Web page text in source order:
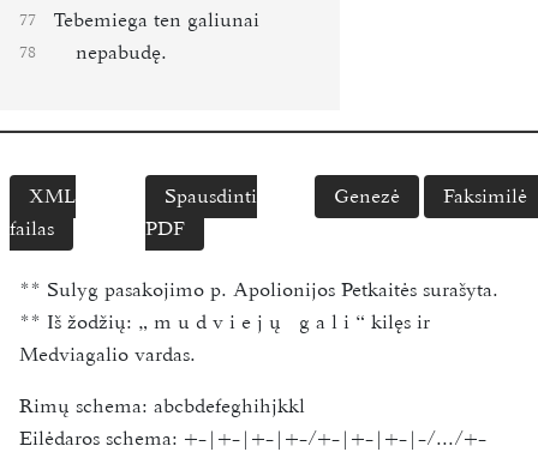
77 Tebemiega ten galiunai
78 nepabudę.
XML
failas
Spausdinti
PDF
Genezė Faksimilė
** Sulyg pasakojimo p. Apolionijos Petkaitės surašyta.
** Iš žodžių: „ m u d v i e j ų   g a l i “ kilęs ir
Medviagalio vardas.
Rimų schema: abcbdefeghihjkkl
Eilėdaros schema: +-|+-|+-|+-/+-|+-|+-|-/.../+-